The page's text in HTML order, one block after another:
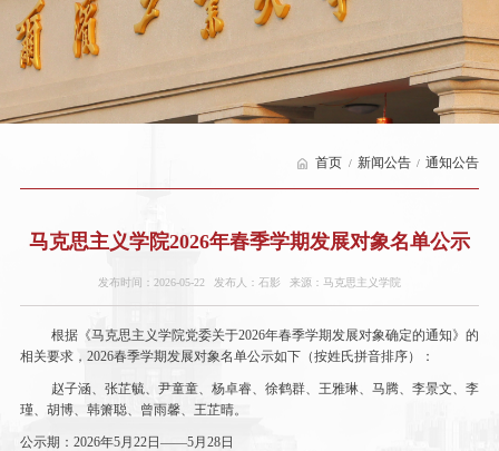
首页 新闻公告 通知公告
马克思主义学院2026年春季学期发展对象名单公示
发布时间：2026-05-22 发布人：石影 来源：马克思主义学院
根据《马克思主义学院党委关于2026年春季学期发展对象确定的通知》的
相关要求， 2026春季学期发展对象名单公示如下（按姓氏拼音排序） ：
赵子涵、张芷毓 尹童童、杨卓睿、徐鹤群、王雅琳、马腾、李景文
李
瑾、胡博、韩箫聪、曾雨馨、王芷晴。
公示期： 2026年5月22日 ——5月 28日